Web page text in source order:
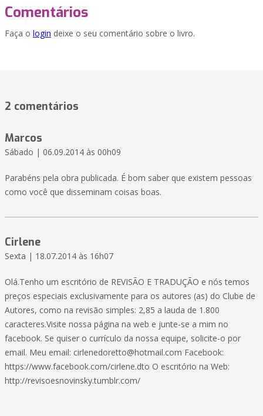
Comentários
Faça o login deixe o seu comentário sobre o livro.
2 comentários
Marcos
Sábado | 06.09.2014 às 00h09
Parabéns pela obra publicada. É bom saber que existem pessoas
como você que disseminam coisas boas.
Cirlene
Sexta | 18.07.2014 às 16h07
Olá.Tenho um escritório de REVISÃO E TRADUÇÃO e nós temos
preços especiais exclusivamente para os autores (as) do Clube de
Autores, como na revisão simples: 2,85 a lauda de 1.800
caracteres.Visite nossa página na web e junte-se a mim no
facebook. Se quiser o currículo da nossa equipe, solicite-o por
email. Meu email: cirlenedoretto@hotmail.com Facebook:
https://www.facebook.com/cirlene.dto O escritório na Web:
http://revisoesnovinsky.tumblr.com/